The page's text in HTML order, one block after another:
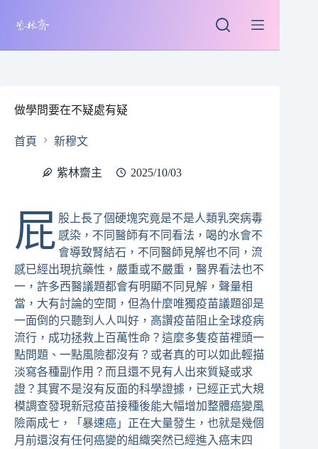
做學問要在不疑處有疑
首頁 新穆文
紫林齋主 2025/10/03
屁 股上長了個硬塊究竟是不是人類乳突病毒
感染，不同醫師有不同看法，喝的水會不
會導致腎結石，不同醫師見解也不同，流
感已經出現抗藥性，嚴重或不嚴重，醫界看法也不
一，許多西醫議題都會有明顯不同見解，聲量相
當，大有討論的空間，但為什麼唯獨疫苗議題卻是
一面倒的只聽到人人叫好，高讚疫苗阻止全球疫病
流行，成功拯救上百萬性命？這麼多隻疫苗裡頭一
點問題、一點風險都沒有？或者真的可以如此輕描
淡寫各種副作用？而且還不見有人出來質疑或求
證？其實不是沒有反面的科學證據，已經正式大規
模調查發現新冠疫苗接種後能大幅增加整體癌變風
險兩成七，「暴速癌」正在大量發生，也就是幾個
月前還沒有任何癌變的組織突然已經進入癌末四